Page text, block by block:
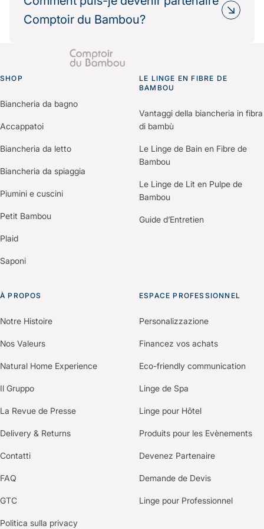
impact environnemental.
de leur politique RSE.
Nous fournissons les informations
pour vos démarches de certification (Green Key,
Comptoir du Bambou?
Il vous suffit de nous contacter via le formulaire
“Espace Professionnels” du site.
Un membre de notre équipe vous recontactera
pour comprendre vos besoins et construire une
offre personnalisée selon votre établissement.
SHOP
Biancheria da bagno
Accappatoi
Biancheria da letto
Biancheria da spiaggia
Piumini e cuscini
Petit Bambou
Plaid
Saponi
LE LINGE EN FIBRE DE
BAMBOU
Vantaggi della biancheria in fibra
di bambù
Le Linge de Bain en Fibre de
Bambou
Le Linge de Lit en Pulpe de
Bambou
Guide d’Entretien
À PROPOS
Notre Histoire
Nos Valeurs
Natural Home Experience
Il Gruppo
La Revue de Presse
Delivery & Returns
Contatti
FAQ
GTC
Politica sulla privacy
ESPACE PROFESSIONNEL
Personalizzazione
Financez vos achats
Eco-friendly communication
Linge de Spa
Linge pour Hôtel
Produits pour les Evènements
Devenez Partenaire
Demande de Devis
Linge pour Professionnel